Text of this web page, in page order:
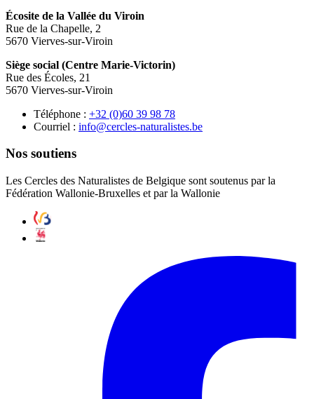
Écosite de la Vallée du Viroin
Rue de la Chapelle, 2
5670 Vierves-sur-Viroin
Siège social (Centre Marie-Victorin)
Rue des Écoles, 21
5670 Vierves-sur-Viroin
Téléphone : 87 89 93 06(0) 23+
Courriel : eb.setsilarutan-selcrec@ofni
Nos soutiens
Les Cercles des Naturalistes de Belgique sont soutenus par la
Fédération Wallonie-Bruxelles et par la Wallonie